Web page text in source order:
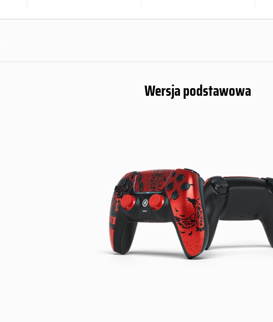
Wersja podstawowa